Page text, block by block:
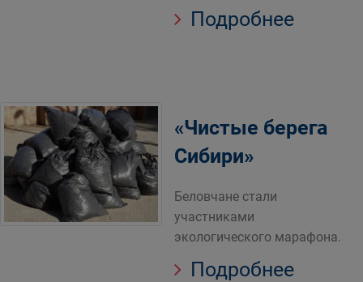
Подробнее
«Чистые берега
Сибири»
Беловчане стали
участниками
экологического марафона.
Подробнее